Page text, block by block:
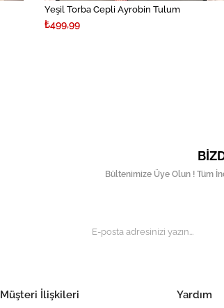
Yeşil Torba Cepli Ayrobin Tulum
₺499,99
Bültenimize Üye Olun ! Tüm
Müşteri İlişkileri Yardım